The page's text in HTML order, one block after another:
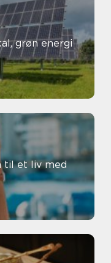
grøn energi
til et liv med